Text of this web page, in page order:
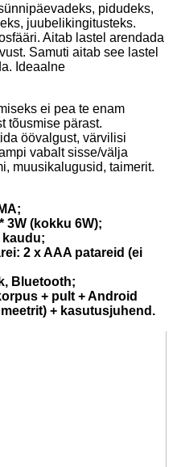
pidudeks,
juubelikingitusteks.
Aitab lastel arendada
Samuti aitab see lastel
Ideaalne
ei pea te enam
tõusmise pärast.
öövalgust, värvilisi
vabalt sisse/välja
muusikalugusid, taimerit.
3W (kokku 6W);
kaudu;
2 x AAA patareid (ei
Bluetooth;
+ pult + Android
+ kasutusjuhend.